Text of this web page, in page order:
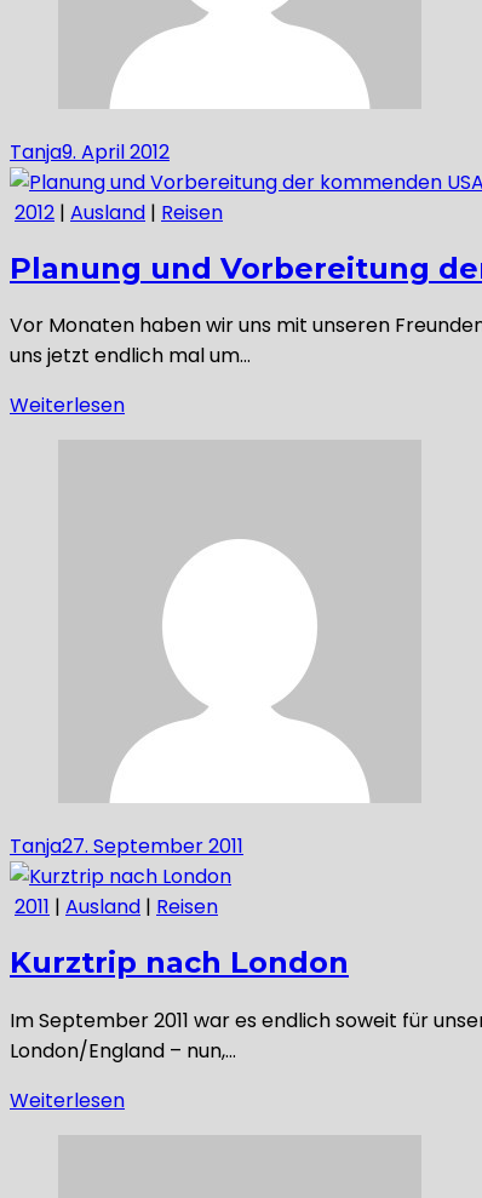
Tanja9. April 2012
2012 | Ausland | Reisen
Planung und Vorbereitung
Vor Monaten haben wir uns mit unseren
uns jetzt endlich mal um…
Weiterlesen
Tanja27. September 2011
2011 | Ausland | Reisen
Kurztrip nach London
Im September 2011 war es endlich soweit für
London/England – nun,…
Weiterlesen